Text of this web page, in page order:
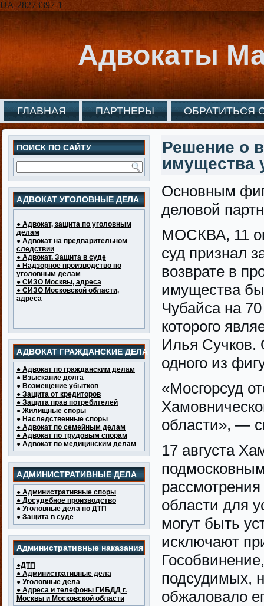
UA-28273397-1
Адвокаты
ГЛАВНАЯ ПАРТНЕРЫ ОБРАТИТЬСЯ
ПОИСК ПО САЙТУ
АДВОКАТ УГОЛОВНЫЕ ДЕЛА
● Адвокат, защита по уголовным
делам
● Адвокат на предварительном
следствии
● Адвокат. Защита в суде
● Надзорное производство по
уголовным делам
● СИЗО Москвы, адреса
● СИЗО Московской области,
адреса
АДВОКАТ ГРАЖДАНСКИЕ ДЕЛА
● Адвокат по гражданским делам
● Взыскание долга
● Возмещение убытков
● Защита от кредиторов
● Защита прав потребителей
● Жилищные споры
● Наследственные споры
● Адвокат по семейным делам
● Адвокат по трудовым спорам
● Адвокат по медицинским делам
АДМИНИСТРАТИВНЫЕ ДЕЛА
● Административные споры
● Досудебное производство
● Уголовные дела по ДТП
● Защита в суде
Административные наказания
●ДТП
● Административные дела
● Уголовные дела
● Адреса и телефоны ГИБДД г.
Москвы и Московской области
Решение о
имущества
Основным
деловой
МОСКВА, 11
суд признал
возврате в
имущества
Чубайса на
которого
Илья
одного из
«Мосгорсуд
области», —
17 августа
области для
могут быть
исключают
подсудимых,
обжаловало